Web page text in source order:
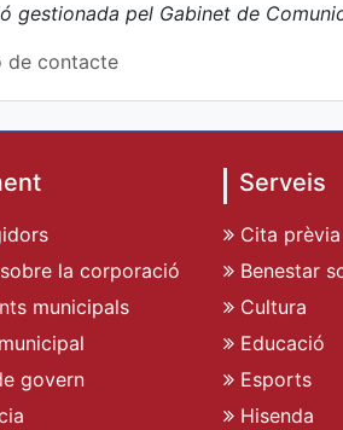
gestionada pel Gabinet de
de contacte
la corporació
municipals
govern
Serveis
Cita prèvia
Benestar
Cultura
Educació
Esports
Hisenda